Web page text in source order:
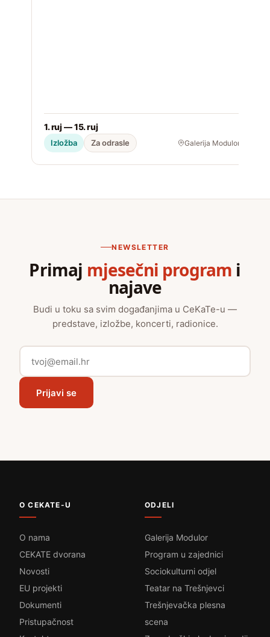
1. ruj — 15. ruj
Izložba Za odrasle Galerija Modulor
NEWSLETTER
Primaj mjesečni program i
najave
Budi u toku sa svim događanjima u CeKaTe-u —
predstave, izložbe, koncerti, radionice.
Prijavi se
O CEKATE-U
O nama
CEKATE dvorana
Novosti
EU projekti
Dokumenti
Pristupačnost
ODJELI
Galerija Modulor
Program u zajednici
Sociokulturni odjel
Teatar na Trešnjevci
Trešnjevačka plesna
scena